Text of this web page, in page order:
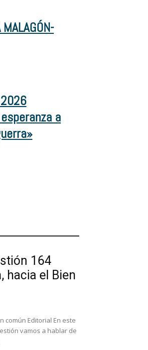
a
164
hacia el Bien
común Editorial En este
vamos a hablar de